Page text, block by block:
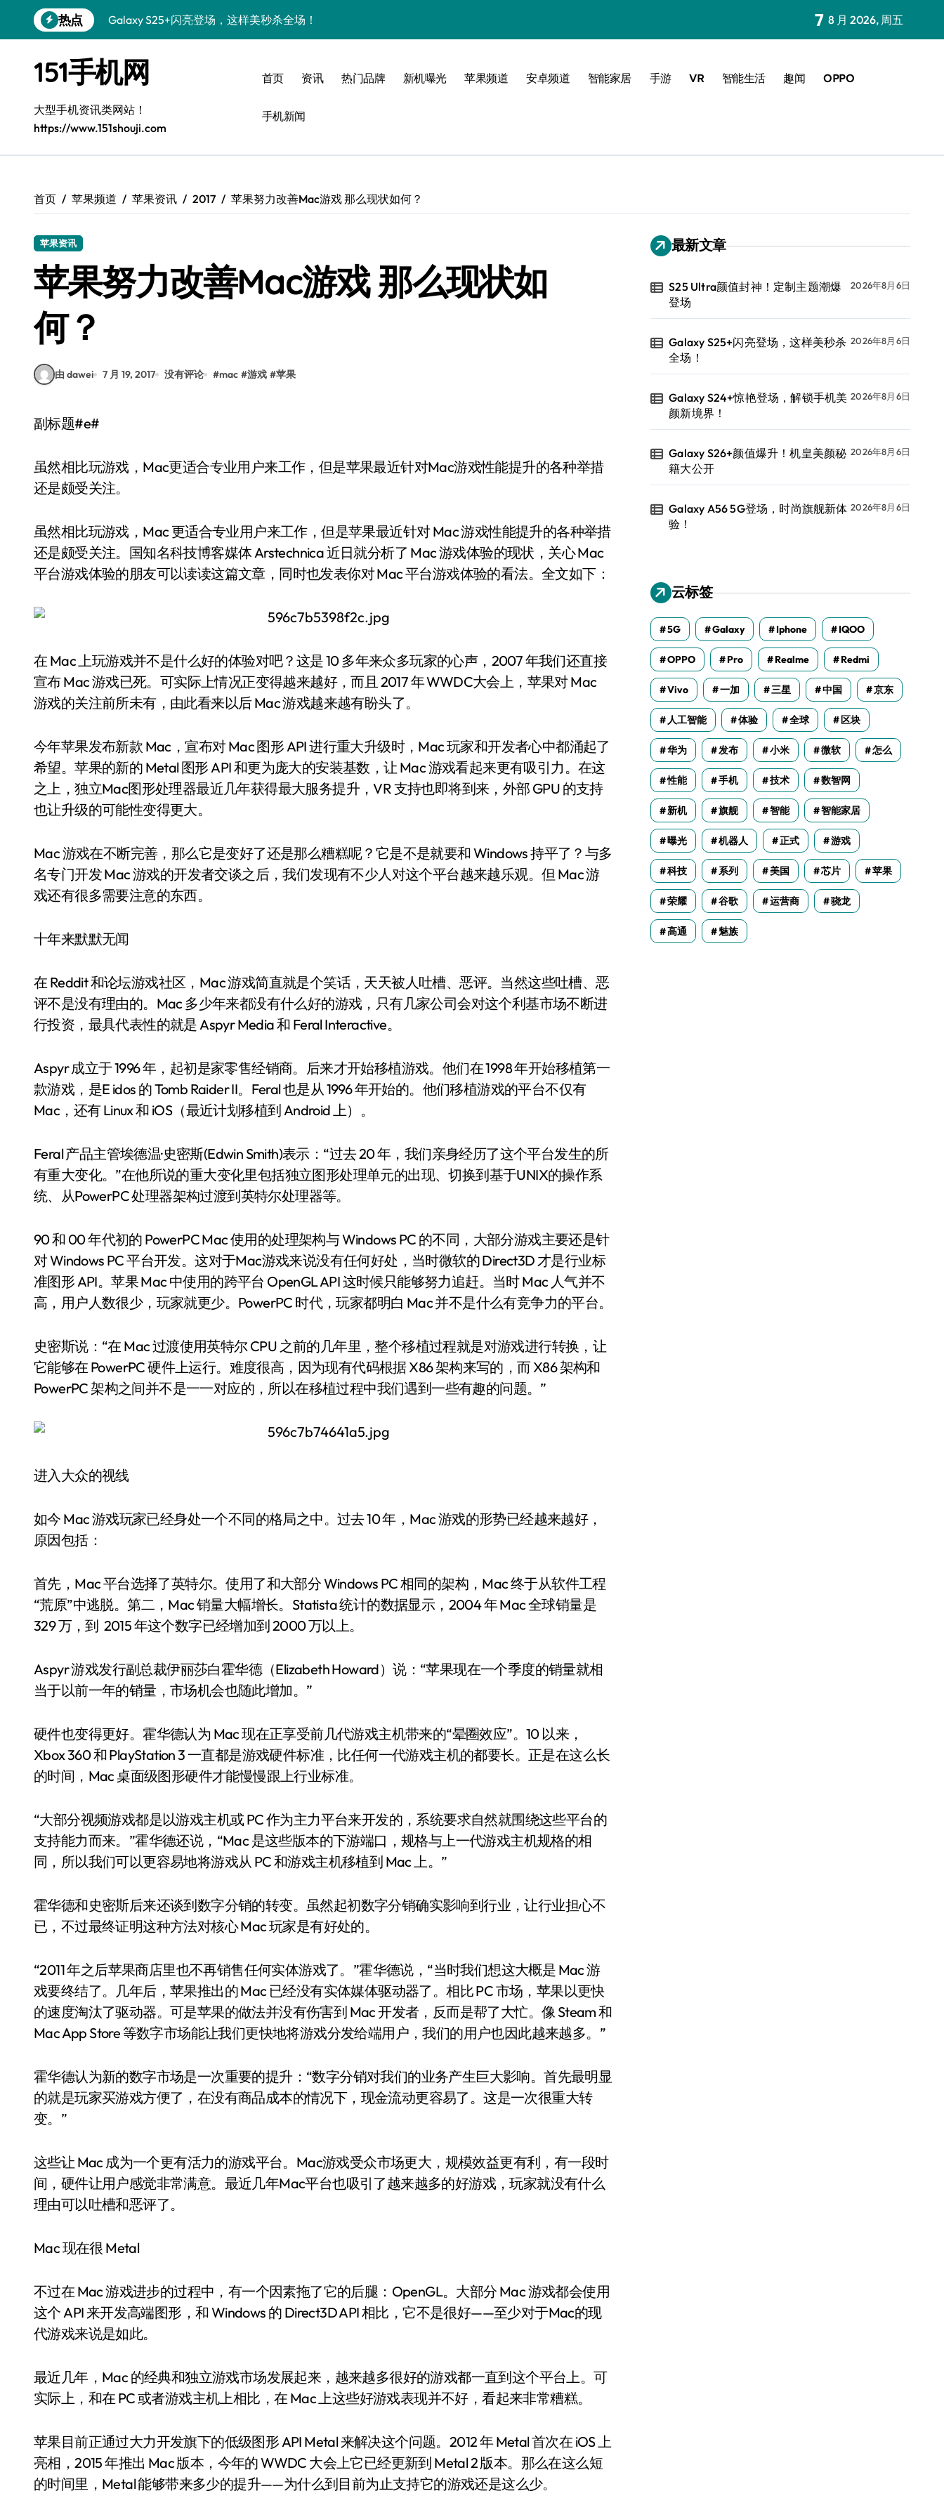
到
热点
Galaxy S25+闪亮登场，这样美秒杀全场！
Galaxy S26+颜值爆升！机皇美颜秘籍大公开
Galaxy A56 5G登场，时尚旗舰新体验！
三星Galaxy S26发布：个性美化全攻略
Galaxy S25美颜密码：秒变个性酷机！
Galaxy C55 5G登场，演绎三星美学新巅峰！
S25 Ultra颜值封神！定制主题潮爆登场
7 8 月 2026, 周五
151手机网
大型手机资讯类网站！
https://www.151shouji.com
首页 资讯 热门品牌 新机曝光 苹果频道 安卓频道 智能家居 手游 VR 智能生活 趣闻 OPPO
手机新闻
首页 苹果频道 苹果资讯 2017 苹果努力改善Mac游戏 那么现状如何？
苹果资讯
苹果努力改善Mac游戏 那么现状如
何？
由 dawei 7 月 19, 2017 没有评论 #mac #游戏 #苹果
副标题#e#
虽然相比玩游戏，Mac更适合专业用户来工作，但是苹果最近针对Mac游戏性能提升的各种举措
还是颇受关注。
虽然相比玩游戏，Mac 更适合专业用户来工作，但是苹果最近针对 Mac 游戏性能提升的各种举措
还是颇受关注。国知名科技博客媒体 Arstechnica 近日就分析了 Mac 游戏体验的现状，关心 Mac
平台游戏体验的朋友可以读读这篇文章，同时也发表你对 Mac 平台游戏体验的看法。全文如下：
在 Mac 上玩游戏并不是什么好的体验对吧？这是 10 多年来众多玩家的心声，2007 年我们还直接
宣布 Mac 游戏已死。可实际上情况正变得越来越好，而且 2017 年 WWDC大会上，苹果对 Mac
游戏的关注前所未有，由此看来以后 Mac 游戏越来越有盼头了。
今年苹果发布新款 Mac，宣布对 Mac 图形 API 进行重大升级时，Mac 玩家和开发者心中都涌起了
希望。苹果的新的 Metal 图形 API 和更为庞大的安装基数，让 Mac 游戏看起来更有吸引力。在这
之上，独立Mac图形处理器最近几年获得最大服务提升，VR 支持也即将到来，外部 GPU 的支持
也让升级的可能性变得更大。
Mac 游戏在不断完善，那么它是变好了还是那么糟糕呢？它是不是就要和 Windows 持平了？与多
名专门开发 Mac 游戏的开发者交谈之后，我们发现有不少人对这个平台越来越乐观。但 Mac 游
戏还有很多需要注意的东西。
十年来默默无闻
在 Reddit 和论坛游戏社区，Mac 游戏简直就是个笑话，天天被人吐槽、恶评。当然这些吐槽、恶
评不是没有理由的。Mac 多少年来都没有什么好的游戏，只有几家公司会对这个利基市场不断进
行投资，最具代表性的就是 Aspyr Media 和 Feral Interactive。
Aspyr 成立于 1996 年，起初是家零售经销商。后来才开始移植游戏。他们在 1998 年开始移植第一
款游戏，是E idos 的 Tomb Raider II。Feral 也是从 1996 年开始的。他们移植游戏的平台不仅有
Mac，还有 Linux 和 iOS（最近计划移植到 Android 上）。
Feral 产品主管埃德温·史密斯(Edwin Smith)表示：“过去 20 年，我们亲身经历了这个平台发生的所
有重大变化。”在他所说的重大变化里包括独立图形处理单元的出现、切换到基于UNIX的操作系
统、从PowerPC 处理器架构过渡到英特尔处理器等。
90 和 00 年代初的 PowerPC Mac 使用的处理架构与 Windows PC 的不同，大部分游戏主要还是针
对 Windows PC 平台开发。这对于Mac游戏来说没有任何好处，当时微软的 Direct3D 才是行业标
准图形 API。苹果 Mac 中使用的跨平台 OpenGL API 这时候只能够努力追赶。当时 Mac 人气并不
高，用户人数很少，玩家就更少。PowerPC 时代，玩家都明白 Mac 并不是什么有竞争力的平台。
史密斯说：“在 Mac 过渡使用英特尔 CPU 之前的几年里，整个移植过程就是对游戏进行转换，让
它能够在 PowerPC 硬件上运行。难度很高，因为现有代码根据 X86 架构来写的，而 X86 架构和
PowerPC 架构之间并不是一一对应的，所以在移植过程中我们遇到一些有趣的问题。”
进入大众的视线
如今 Mac 游戏玩家已经身处一个不同的格局之中。过去 10 年，Mac 游戏的形势已经越来越好，
原因包括：
首先，Mac 平台选择了英特尔。使用了和大部分 Windows PC 相同的架构，Mac 终于从软件工程
“荒原”中逃脱。第二，Mac 销量大幅增长。Statista 统计的数据显示，2004 年 Mac 全球销量是
329 万，到 2015 年这个数字已经增加到 2000 万以上。
Aspyr 游戏发行副总裁伊丽莎白霍华德（Elizabeth Howard）说：“苹果现在一个季度的销量就相
当于以前一年的销量，市场机会也随此增加。”
硬件也变得更好。霍华德认为 Mac 现在正享受前几代游戏主机带来的“晕圈效应”。10 以来，
Xbox 360 和 PlayStation 3 一直都是游戏硬件标准，比任何一代游戏主机的都要长。正是在这么长
的时间，Mac 桌面级图形硬件才能慢慢跟上行业标准。
“大部分视频游戏都是以游戏主机或 PC 作为主力平台来开发的，系统要求自然就围绕这些平台的
支持能力而来。”霍华德还说，“Mac 是这些版本的下游端口，规格与上一代游戏主机规格的相
同，所以我们可以更容易地将游戏从 PC 和游戏主机移植到 Mac 上。”
霍华德和史密斯后来还谈到数字分销的转变。虽然起初数字分销确实影响到行业，让行业担心不
已，不过最终证明这种方法对核心 Mac 玩家是有好处的。
“2011 年之后苹果商店里也不再销售任何实体游戏了。”霍华德说，“当时我们想这大概是 Mac 游
戏要终结了。几年后，苹果推出的 Mac 已经没有实体媒体驱动器了。相比 PC 市场，苹果以更快
的速度淘汰了驱动器。可是苹果的做法并没有伤害到 Mac 开发者，反而是帮了大忙。像 Steam 和
Mac App Store 等数字市场能让我们更快地将游戏分发给端用户，我们的用户也因此越来越多。”
霍华德认为新的数字市场是一次重要的提升：“数字分销对我们的业务产生巨大影响。首先最明显
的就是玩家买游戏方便了，在没有商品成本的情况下，现金流动更容易了。这是一次很重大转
变。”
这些让 Mac 成为一个更有活力的游戏平台。Mac游戏受众市场更大，规模效益更有利，有一段时
间，硬件让用户感觉非常满意。最近几年Mac平台也吸引了越来越多的好游戏，玩家就没有什么
理由可以吐槽和恶评了。
Mac 现在很 Metal
不过在 Mac 游戏进步的过程中，有一个因素拖了它的后腿：OpenGL。大部分 Mac 游戏都会使用
这个 API 来开发高端图形，和 Windows 的 Direct3D API 相比，它不是很好——至少对于Mac的现
代游戏来说是如此。
最近几年，Mac 的经典和独立游戏市场发展起来，越来越多很好的游戏都一直到这个平台上。可
实际上，和在 PC 或者游戏主机上相比，在 Mac 上这些好游戏表现并不好，看起来非常糟糕。
苹果目前正通过大力开发旗下的低级图形 API Metal 来解决这个问题。2012 年 Metal 首次在 iOS 上
亮相，2015 年推出 Mac 版本，今年的 WWDC 大会上它已经更新到 Metal 2 版本。那么在这么短
的时间里，Metal 能够带来多少的提升——为什么到目前为止支持它的游戏还是这么少。
最新文章
S25 Ultra颜值封神！定制主题潮爆
登场
2026年8月6日
Galaxy S25+闪亮登场，这样美秒杀
全场！
2026年8月6日
Galaxy S24+惊艳登场，解锁手机美
颜新境界！
2026年8月6日
Galaxy S26+颜值爆升！机皇美颜秘
籍大公开
2026年8月6日
Galaxy A56 5G登场，时尚旗舰新体
验！
2026年8月6日
云标签
5G Galaxy Iphone IQOO
OPPO Pro Realme Redmi
Vivo 一加 三星 中国 京东
人工智能 体验 全球 区块
华为 发布 小米 微软 怎么
性能 手机 技术 数智网
新机 旗舰 智能 智能家居
曝光 机器人 正式 游戏
科技 系列 美国 芯片 苹果
荣耀 谷歌 运营商 骁龙
高通 魅族